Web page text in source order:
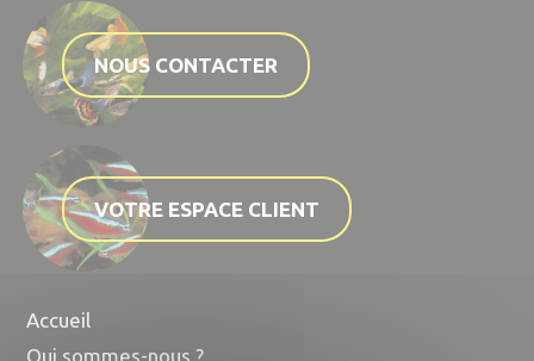
NOUS CONTACTER
VOTRE ESPACE CLIENT
Accueil
Qui sommes-nous ?